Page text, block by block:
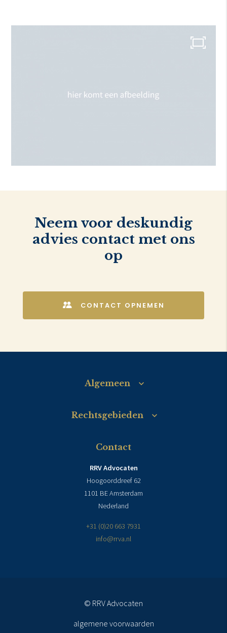
Neem voor deskundig
advies contact met ons
op
CONTACT OPNEMEN
Algemeen
Rechtsgebieden
Contact
RRV Advocaten
Hoogoorddreef 62
1101 BE Amsterdam
Nederland
+31 (0)20 663 7931
info@rrva.nl
© RRV Advocaten
algemene voorwaarden